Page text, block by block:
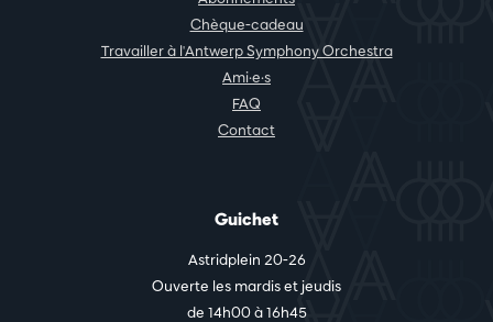
Chèque-cadeau
Travailler à l'Antwerp Symphony Orchestra
Ami·e·s
FAQ
Contact
Guichet
Astridplein 20-26
Ouverte les mardis et jeudis
de 14h00 à 16h45